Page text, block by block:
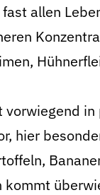
allen
vorwiegend in
hier
kommt